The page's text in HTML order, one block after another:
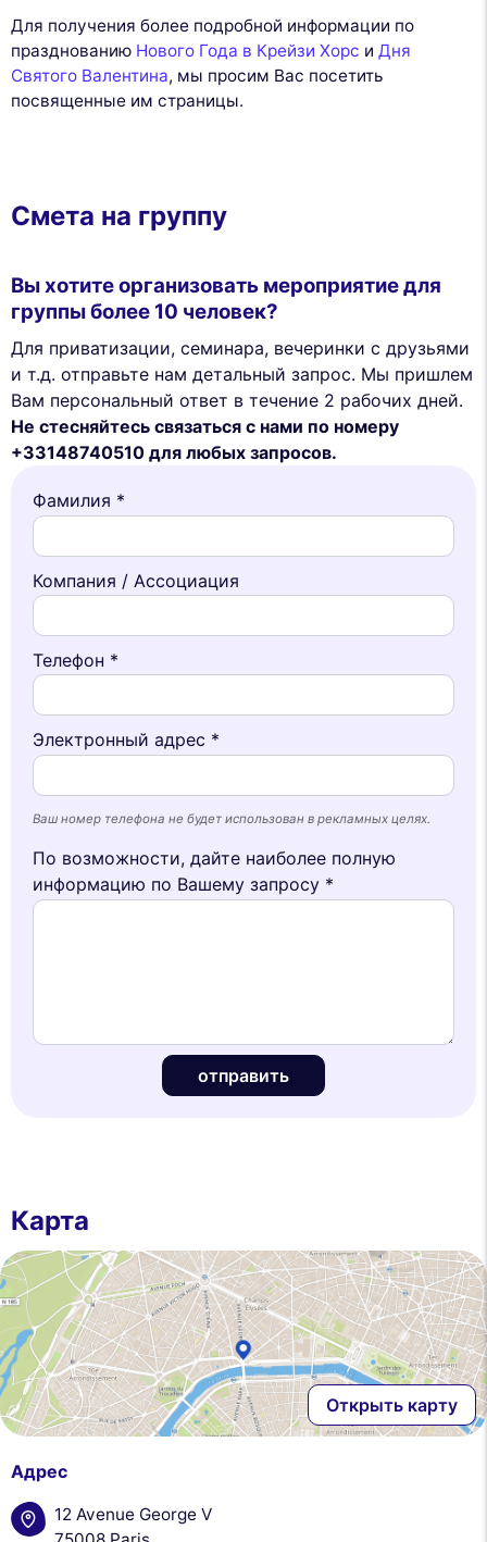
Для получения более подробной информации по
празднованию Нового Года в Крейзи Хорс и Дня
Святого Валентина, мы просим Вас посетить
посвященные им страницы.
Смета на группу
Вы хотите организовать мероприятие для
группы более 10 человек?
Для приватизации, семинара, вечеринки с друзьями
и т.д. отправьте нам детальный запрос. Мы пришлем
Вам персональный ответ в течение 2 рабочих дней.
Не стесняйтесь связаться с нами по номеру
+33148740510 для любых запросов.
Фамилия *
Компания / Ассоциация
Телефон *
Электронный адрес *
Ваш номер телефона не будет использован в рекламных целях.
По возможности, дайте наиболее полную
информацию по Вашему запросу *
отправить
Карта
Открыть карту
Адрес
12 Avenue George V